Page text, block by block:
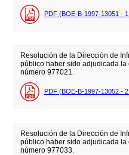
PDF (BOE-B-1997-13051 - 1
Resolución de la Dirección de
público haber sido adjudicada
número 977021.
PDF (BOE-B-1997-13052 - 2
Resolución de la Dirección de
público haber sido adjudicada
número 977033.